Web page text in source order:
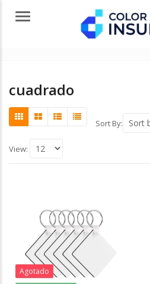
Menu
cuadrado
Sort By:
View:
Agotado